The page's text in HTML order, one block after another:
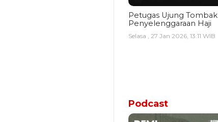
Petugas Ujung Tombak
Penyelenggaraan Haji
Selasa , 27 Jan 2026, 13:11 WIB
Podcast